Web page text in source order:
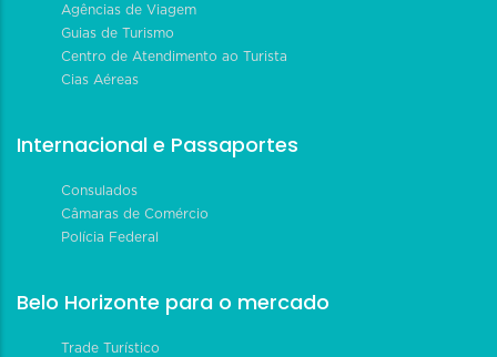
Agências de Viagem
Guias de Turismo
Centro de Atendimento ao Turista
Cias Aéreas
Internacional e Passaportes
Consulados
Câmaras de Comércio
Polícia Federal
Belo Horizonte para o mercado
Trade Turístico